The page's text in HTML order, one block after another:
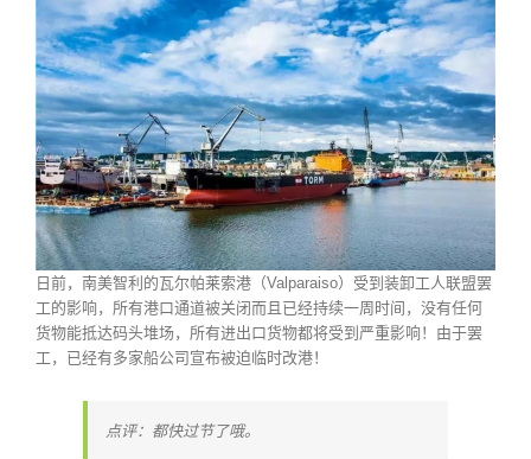
日前，南美智利的瓦尔帕莱索港（Valparaiso）受到装卸工人联盟罢
工的影响，所有港口通道被关闭而且已经持续一周时间，没有任何
货物能抵达码头堆场，所有进出口货物都将受到严重影响！由于罢
工，已经有多家船公司宣布被迫临时改港！
点评：都快过节了哦。